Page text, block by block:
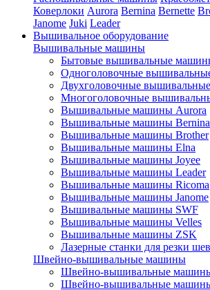
Коверлоки Aurora Bernina Bernette
Janome Juki Leader
Вышивальное оборудование
Вышивальные машины
Бытовые вышивальные
Одноголовочные
Двухголовочные
Многоголовочные
Вышивальные машины Aurora
Вышивальные машины Bernina
Вышивальные машины Brother
Вышивальные машины Elna
Вышивальные машины Joyee
Вышивальные машины Leader
Вышивальные машины Ricoma
Вышивальные машины Janome
Вышивальные машины SWF
Вышивальные машины Velles
Вышивальные машины ZSK
Лазерные станки для резки
Швейно-вышивальные машины
Швейно-вышивальные
Швейно-вышивальные